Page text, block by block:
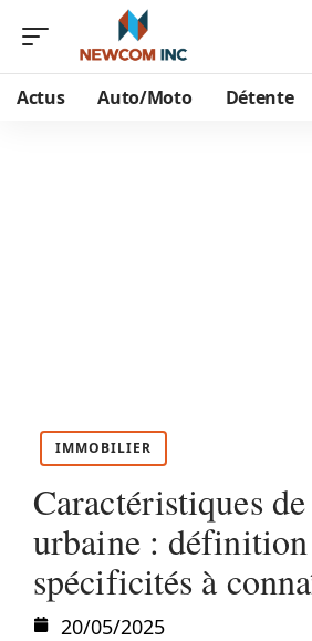
Actus Auto/Moto Détente
IMMOBILIER
Caractéristiques
urbaine :
spécificités à
20/05/2025